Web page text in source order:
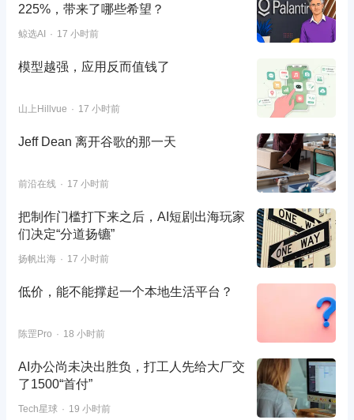
225%，带来了哪些希望？
鲸选AI 17 小时前
模型越强，应用反而值钱了
山上Hillvue 17 小时前
Jeff Dean 离开谷歌的那一天
前沿在线 17 小时前
把制作门槛打下来之后，AI短剧出海玩家
们决定“分道扬镳”
扬帆出海 17 小时前
低价，能不能撑起一个本地生活平台？
陈罡Pro 18 小时前
AI办公尚未决出胜负，打工人先给大厂交
了1500“首付”
Tech星球 19 小时前